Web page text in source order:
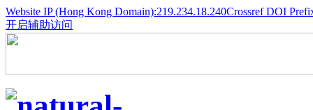
Website IP (Hong Kong Domain):219.234.18.240Crossref DOI
开启辅助访问